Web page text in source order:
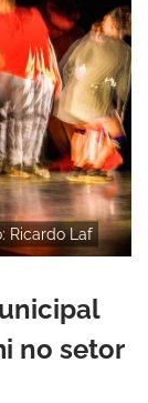
Ricardo Laf
no setor